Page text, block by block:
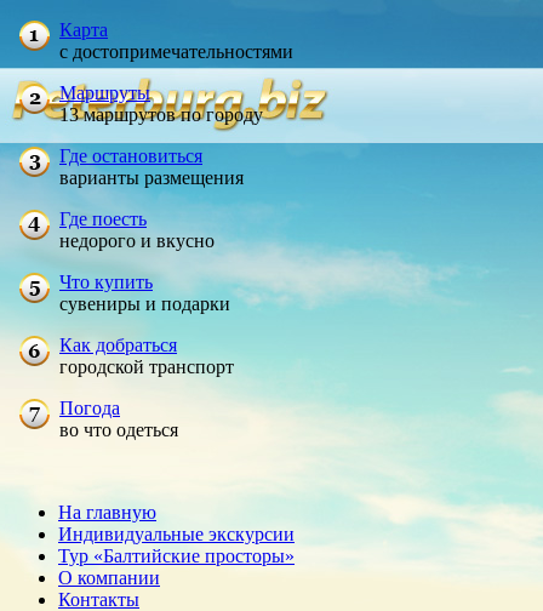
Карта
с достопримечательностями
Маршруты
13 маршрутов по городу
Где остановиться
варианты размещения
Где поесть
недорого и вкусно
Что купить
сувениры и подарки
Как добраться
городской транспорт
Погода
во что одеться
На главную
Индивидуальные экскурсии
Тур «Балтийские просторы»
О компании
Контакты